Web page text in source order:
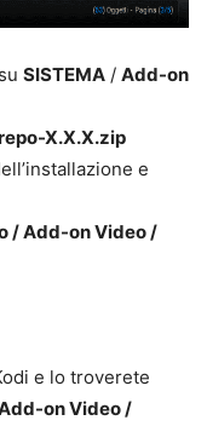
SISTEMA / Add-on
X.X.X.zip
e
/ Add-on Video /
e lo troverete
on Video /